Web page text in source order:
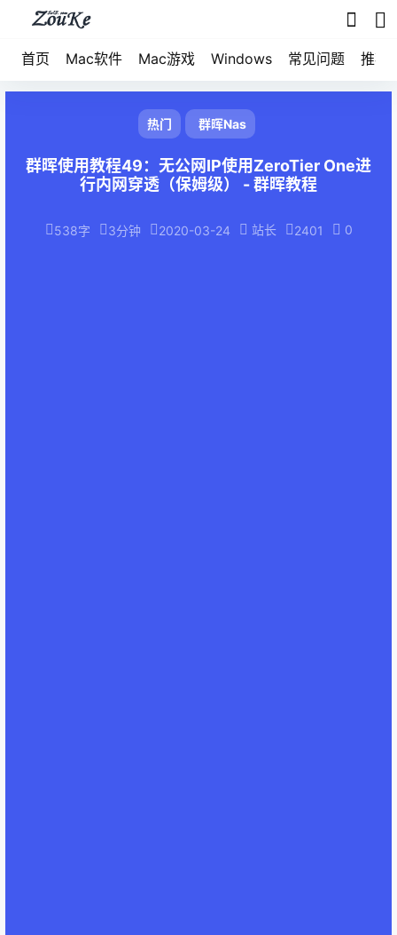
首页 Mac软件 Mac游戏 Windows 常见问题 推荐
热门 群晖Nas
群晖使用教程49：无公网IP使用ZeroTier One进
行内网穿透（保姆级） - 群晖教程
538字 3分钟 2020-03-24 站长 2401 0